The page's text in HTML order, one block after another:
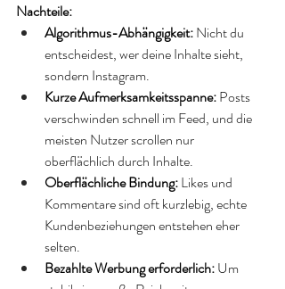
Nachteile:
Algorithmus-Abhängigkeit: Nicht du
entscheidest, wer deine Inhalte sieht,
sondern Instagram.
Kurze Aufmerksamkeitsspanne: Posts
verschwinden schnell im Feed, und die
meisten Nutzer scrollen nur
oberflächlich durch Inhalte.
Oberflächliche Bindung: Likes und
Kommentare sind oft kurzlebig, echte
Kundenbeziehungen entstehen eher
selten.
Bezahlte Werbung erforderlich: Um